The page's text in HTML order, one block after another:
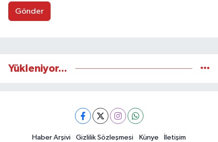
Gönder
Yükleniyor...
Haber Arşivi Gizlilik Sözleşmesi Künye İletişim